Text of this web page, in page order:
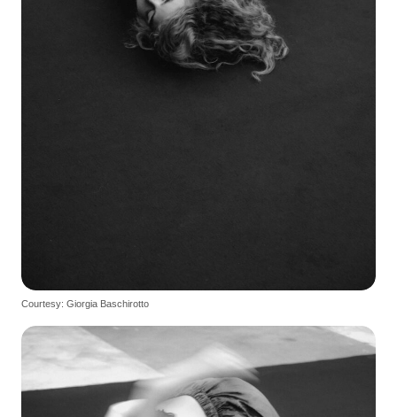
Courtesy: Giorgia Baschirotto